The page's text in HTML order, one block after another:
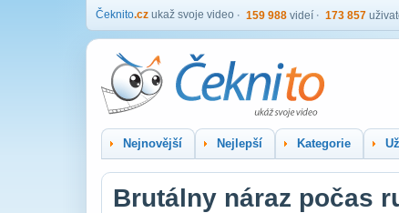
Čeknito.cz ukaž svoje video 159 988 videí 173 857
Nejnovější Nejlepší Kategorie
Brutálny náraz počas